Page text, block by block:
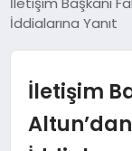
EKONOMI
İddialarına Yanıt
İletişim